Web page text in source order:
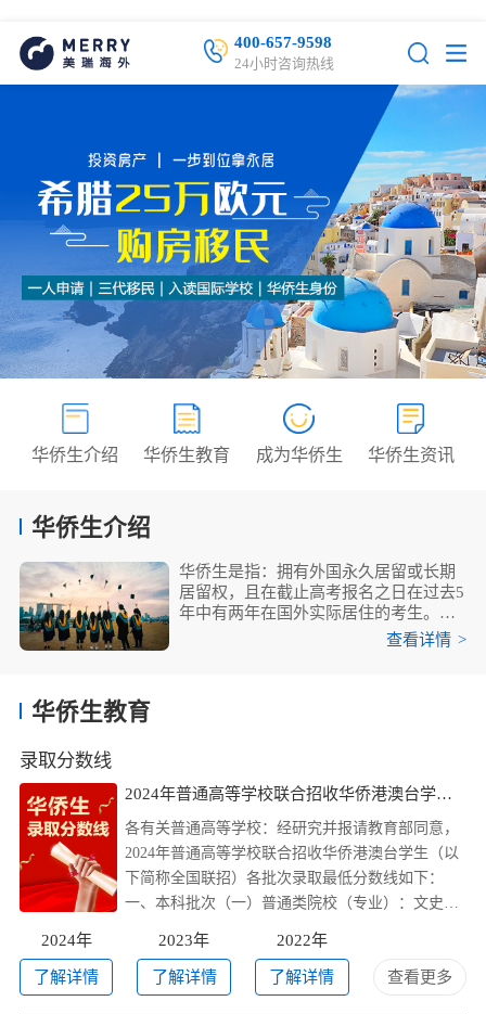
400-657-9598
24小时咨询热线
华侨生介绍 华侨生教育 成为华侨生 华侨生资讯
华侨生介绍
华侨生是指：拥有外国永久居留或长期
居留权，且在截止高考报名之日在过去5
年中有两年在国外实际居住的考生。华
侨生联考是由中国教育部单独为海外华
华侨港澳台学生入学后与内地（祖国大
于18个月,其中考生本人须在报名前2年
内在住在国实际累计居留不少于18个
月。
查看详情 >
华侨生教育
录取分数线
2024年普通高等学校联合招收华侨港澳台学生录取最低分数线
各有关普通高等学校：经研究并报请教育部同意，
2024年普通高等学校联合招收华侨港澳台学生（以
下简称全国联招）各批次录取最低分数线如下：
一、本科批次（一）普通类院校（专业）：文史类
类465分、理工类510分，院校名单详见全国联招管
理系统）。（二）艺术类院校（专业）：文史类
265分、理工类290分。（三）体育类院校（专
2024年
了解详情
2023年
了解详情
2022年
了解详情 查看更多